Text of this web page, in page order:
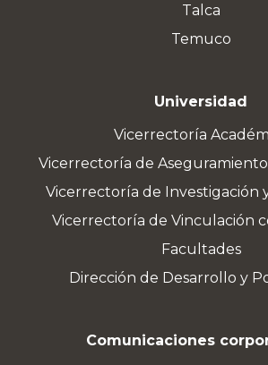
Talca
Temuco
Universidad
Vicerrectoría
Vicerrectoría de Aseguramiento
Vicerrectoría de Investigación
Vicerrectoría de Vinculación
Facultades
Dirección de Desarrollo y
Comunicaciones